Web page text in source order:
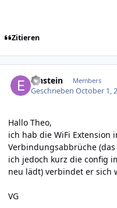
Zitieren
Einstein Members
GeschriebenOctober 1,
Hallo Theo,
ich hab die WiFi Extension
Verbindungsabbrüche
ich jedoch kurz die config
neu lädt) verbindet er sich
VG